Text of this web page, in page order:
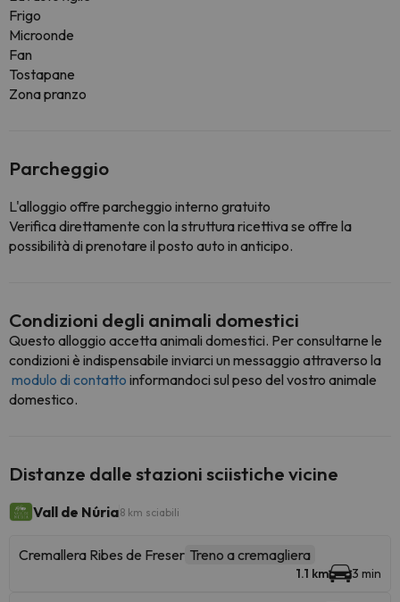
Frigo
Microonde
Fan
Tostapane
Zona pranzo
Parcheggio
L'alloggio offre parcheggio interno gratuito
Verifica direttamente con la struttura ricettiva se offre la
possibilità di prenotare il posto auto in anticipo.
Condizioni degli animali domestici
Questo alloggio accetta animali domestici. Per consultarne le
condizioni è indispensabile inviarci un messaggio attraverso la
modulo di contatto informandoci sul peso del vostro animale
domestico.
Distanze dalle stazioni sciistiche vicine
Vall de Núria8 km sciabili
Cremallera Ribes de Freser Treno a cremagliera
1.1 km 3 min